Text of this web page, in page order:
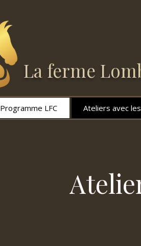
La ferme
Programme LFC Ateliers avec